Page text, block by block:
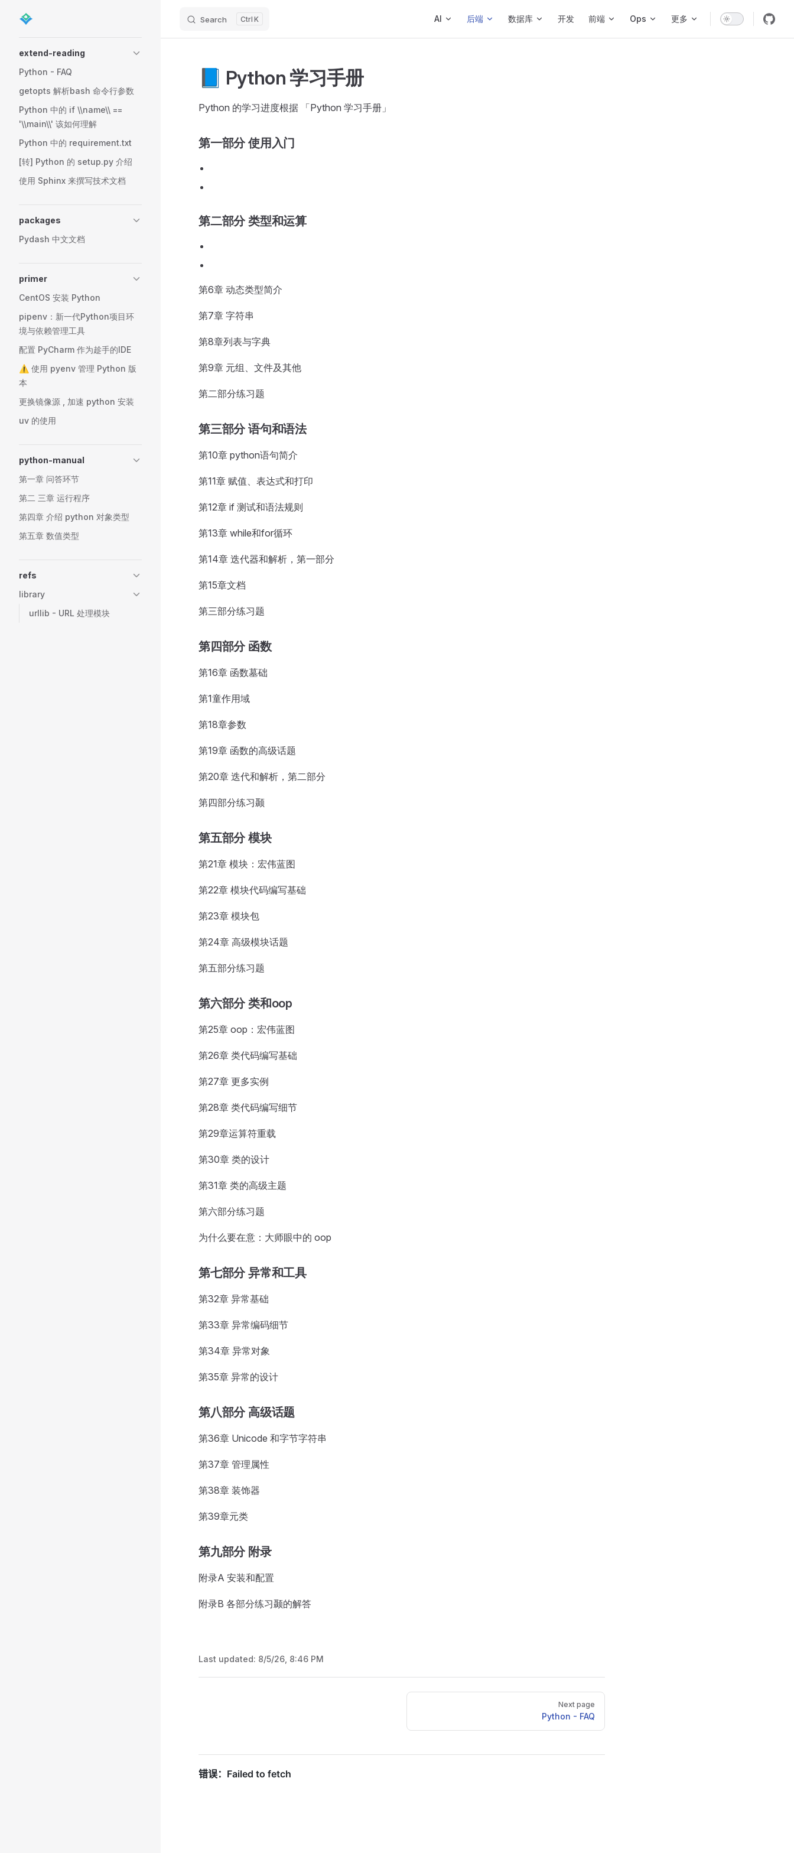
Skip to content Search K AI 后端 数据库 开发 前端 Ops 更多
extend-reading
Python - FAQ
getopts 解析bash 命令行参数
Python 中的 if \\name\\ ==
'\\main\\' 该如何理解
Python 中的 requirement.txt
[转] Python 的 setup.py 介绍
使用 Sphinx 来撰写技术文档
packages
Pydash 中文文档
primer
CentOS 安装 Python
pipenv：新一代Python项目环
境与依赖管理工具
配置 PyCharm 作为趁手的IDE
⚠️ 使用 pyenv 管理 Python 版
本
更换镜像源 , 加速 python 安装
uv 的使用
python-manual
第一章 问答环节
第二 三章 运行程序
第四章 介绍 python 对象类型
第五章 数值类型
refs
library
urllib - URL 处理模块
📘 Python 学习手册
Python 的学习进度根据 「Python 学习手册」
第一部分 使用入门
第二部分 类型和运算
第6章 动态类型简介
第7章 字符串
第8章列表与字典
第9章 元组、文件及其他
第二部分练习题
第三部分 语句和语法
第10章 python语句简介
第11章 赋值、表达式和打印
第12章 if 测试和语法规则
第13章 while和for循环
第14章 迭代器和解析，第一部分
第15章文档
第三部分练习题
第四部分 函数
第16章 函数墓础
第1童作用域
第18章参数
第19章 函数的高级话题
第20章 迭代和解析，第二部分
第四部分练习颞
第五部分 模块
第21章 模块：宏伟蓝图
第22章 模块代码编写基础
第23章 模块包
第24章 高级模块话题
第五部分练习题
第六部分 类和oop
第25章 oop：宏伟蓝图
第26章 类代码编写基础
第27章 更多实例
第28章 类代码编写细节
第29章运算符重载
第30章 类的设计
第31章 类的高级主题
第六部分练习题
为什么要在意：大师眼中的 oop
第七部分 异常和工具
第32章 异常基础
第33章 异常编码细节
第34章 异常对象
第35章 异常的设计
第八部分 高级话题
第36章 Unicode 和字节字符串
第37章 管理属性
第38章 装饰器
第39章元类
第九部分 附录
附录A 安装和配置
附录B 各部分练习颞的解答
Last updated: 8/5/26, 8:46 PM
Next page
Python - FAQ